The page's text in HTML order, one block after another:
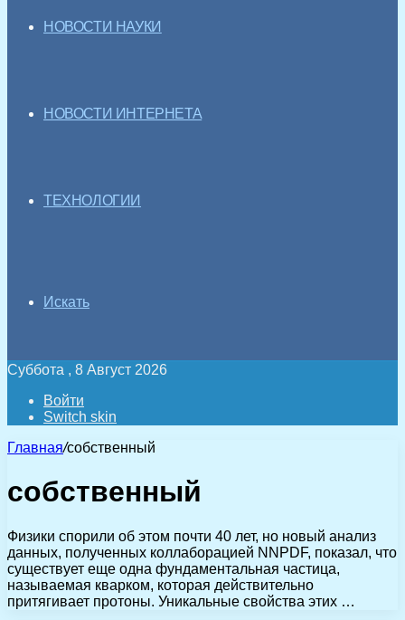
НОВОСТИ НАУКИ
НОВОСТИ ИНТЕРНЕТА
ТЕХНОЛОГИИ
Искать
Суббота , 8 Август 2026
Войти
Switch skin
Главная/собственный
собственный
Физики спорили об этом почти 40 лет, но новый анализ
данных, полученных коллаборацией NNPDF, показал, что
существует еще одна фундаментальная частица,
называемая кварком, которая действительно
притягивает протоны. Уникальные свойства этих …